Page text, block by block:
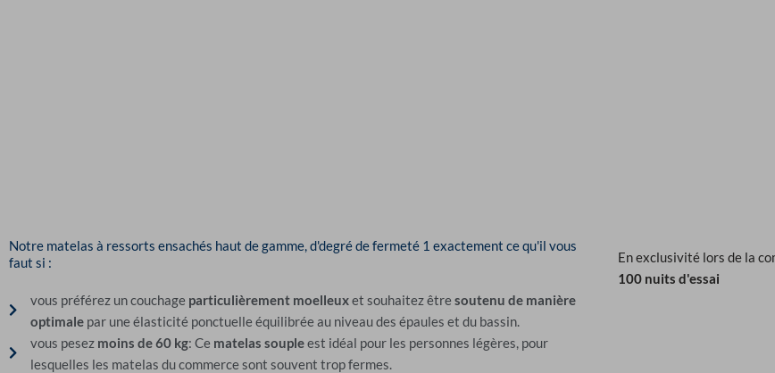
Notre matelas à ressorts ensachés haut de gamme, d'degré de fermeté 1 exactement ce qu'il vous
faut si :
vous préférez un couchage particulièrement moelleuxet souhaitez êtresoutenu de manière
optimalepar une élasticité ponctuelle équilibrée au niveau des épaules et du bassin.
vous pesez moins de 60 kg: Ce matelas soupleest idéal pour les personnes légères, pour
lesquelles les matelas du commerce sont souvent trop fermes.
En exclusivité lors de la
100 nuits d'essai